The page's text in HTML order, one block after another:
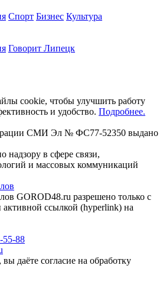
Спорт Бизнес Культура
Говорит Липецк
cookie, чтобы улучшить работу
и удобство. Подробнее.
СМИ Эл № ФС77-52350 выдано
надзору в сфере связи,
и массовых коммуникаций
GOROD48.ru разрешено только с
активной ссылкой (hyperlink) на
55-88
даёте согласие на обработку